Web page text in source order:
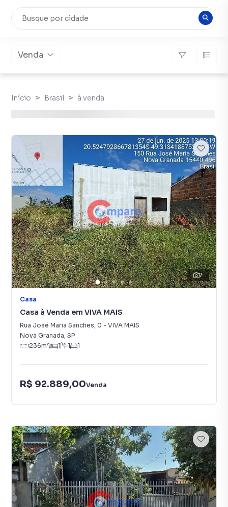
Venda
Início Brasil à venda
7
Casa
Casa à Venda em VIVA MAIS
Rua José Maria Sanches, 0 - VIVA MAIS
Nova Granada, SP
236m² 1 1 1
R$ 92.889,00Venda